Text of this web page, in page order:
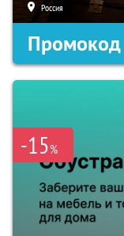
Россия
Промокод
-15%